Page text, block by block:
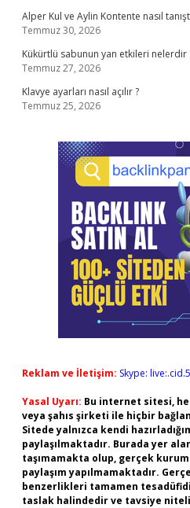
Alper Kul ve Aylin Kontente nasıl
Temmuz 30, 2026
Kükürtlü sabunun yan etkileri nelerdir
Temmuz 27, 2026
Klavye ayarları nasıl açılır ?
Temmuz 25, 2026
Reklam ve İletişim: Skype:
Yasal Uyarı: Bu internet sitesi,
veya şahıs şirketi ile hiçbir
Sitede yalnızca kendi
paylaşılmaktadır. Burada yer
taşımamakta olup, gerçek
paylaşım yapılmamaktadır.
benzerlikleri tamamen
taslak halindedir ve tavsiye